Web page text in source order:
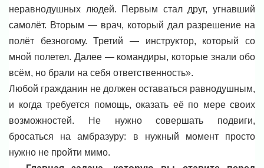
неравнодушных людей. Первым стал друг, угнавший
самолёт. Вторым — врач, который дал разрешение на
полёт безногому. Третий — инструктор, который со
мной полетел. Далее — командиры, которые знали обо
всём, но брали на себя ответственность».
Любой гражданин не должен оставаться равнодушным,
и когда требуется помощь, оказать её по мере своих
возможностей. Не нужно совершать подвиги,
бросаться на амбразуру: в нужный момент просто
нужно не пройти мимо.